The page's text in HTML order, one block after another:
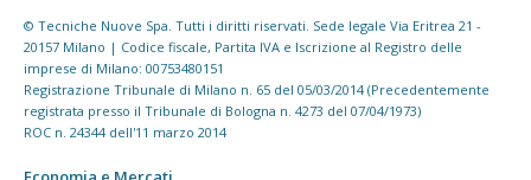
© Tecniche Nuove Spa. Tutti i diritti riservati. Sede legale Via Eritrea 21 -
20157 Milano | Codice fiscale, Partita IVA e Iscrizione al Registro delle
imprese di Milano: 00753480151
Registrazione Tribunale di Milano n. 65 del 05/03/2014 (Precedentemente
registrata presso il Tribunale di Bologna n. 4273 del 07/04/1973)
ROC n. 24344 dell'11 marzo 2014